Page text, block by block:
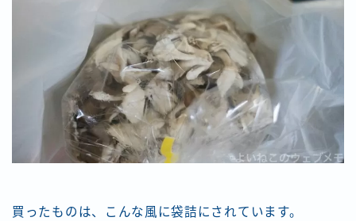
買ったものは、こんな風に袋詰にされています。